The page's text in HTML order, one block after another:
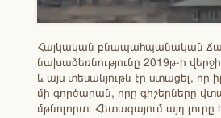
Հայկական բնապահպանական
նախաձեռնությունը 2019թ-ի
և այս տեսանյութն էր ստացել, որ
մի գործարան, որը գիշերները
մթնոլորտ։ Հետագայում այդ